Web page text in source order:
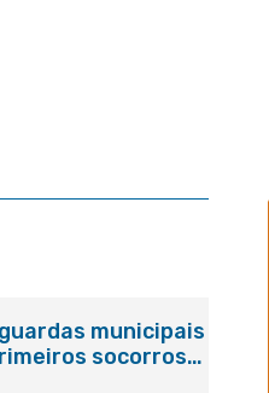
municipais
socorros